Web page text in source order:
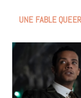
UNE FABLE